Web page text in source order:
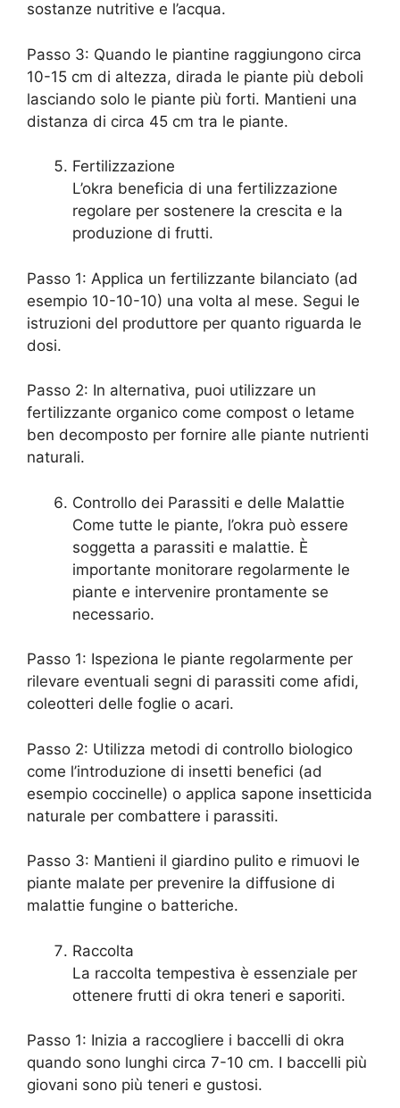
sostanze nutritive e l’acqua.
Passo 3: Quando le piantine raggiungono circa
10-15 cm di altezza, dirada le piante più deboli
lasciando solo le piante più forti. Mantieni una
distanza di circa 45 cm tra le piante.
Fertilizzazione
L’okra beneficia di una fertilizzazione
regolare per sostenere la crescita e la
produzione di frutti.
Passo 1: Applica un fertilizzante bilanciato (ad
esempio 10-10-10) una volta al mese. Segui le
istruzioni del produttore per quanto riguarda le
dosi.
Passo 2: In alternativa, puoi utilizzare un
fertilizzante organico come compost o letame
ben decomposto per fornire alle piante nutrienti
naturali.
Controllo dei Parassiti e delle Malattie
Come tutte le piante, l’okra può essere
soggetta a parassiti e malattie. È
importante monitorare regolarmente le
piante e intervenire prontamente se
necessario.
Passo 1: Ispeziona le piante regolarmente per
rilevare eventuali segni di parassiti come afidi,
coleotteri delle foglie o acari.
Passo 2: Utilizza metodi di controllo biologico
come l’introduzione di insetti benefici (ad
esempio coccinelle) o applica sapone insetticida
naturale per combattere i parassiti.
Passo 3: Mantieni il giardino pulito e rimuovi le
piante malate per prevenire la diffusione di
malattie fungine o batteriche.
Raccolta
La raccolta tempestiva è essenziale per
ottenere frutti di okra teneri e saporiti.
Passo 1: Inizia a raccogliere i baccelli di okra
quando sono lunghi circa 7-10 cm. I baccelli più
giovani sono più teneri e gustosi.